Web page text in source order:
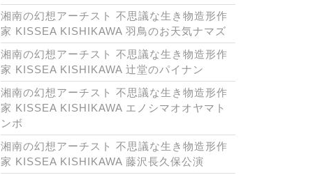
湘南の幻想アーチスト 不思議な生き物造形作
家 KISSEA KISHIKAWA 羽鳥のお天気ナマズ
湘南の幻想アーチスト 不思議な生き物造形作
家 KISSEA KISHIKAWA 辻堂のパイナン
湘南の幻想アーチスト 不思議な生き物造形作
家 KISSEA KISHIKAWA エノシマオオヤマト
ンボ
湘南の幻想アーチスト 不思議な生き物造形作
家 KISSEA KISHIKAWA 藤沢長久保公演